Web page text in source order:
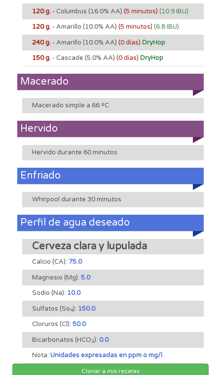
120 g. - Columbus (16.0% AA) (5 minutos) (10.9 IBU)
120 g. - Amarillo (10.0% AA) (5 minutos) (6.8 IBU)
240 g. - Amarillo (10.0% AA) (0 días) DryHop
150 g. - Cascade (5.0% AA) (0 días) DryHop
Macerado
Macerado simple a 66 ºC
Hervido
Hervido durante 60 minutos
Enfriado
Whirpool durante 30 minutos
Perfil de agua deseado
Cerveza clara y lupulada
Calcio (CA): 75.0
Magnesio (Mg): 5.0
Sodio (Na): 10.0
Sulfatos (So4): 150.0
Cloruros (Cl): 50.0
Bicarbonatos (HCO3): 0.0
Nota: Unidades expresadas en ppm o mg/l
Clonar a mis recetas